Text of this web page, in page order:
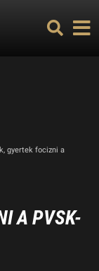
gyertek focizni a
A PVSK-